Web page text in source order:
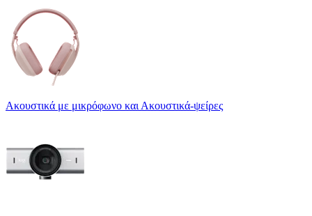
Ακουστικά με μικρόφωνο και Ακουστικά-ψείρες